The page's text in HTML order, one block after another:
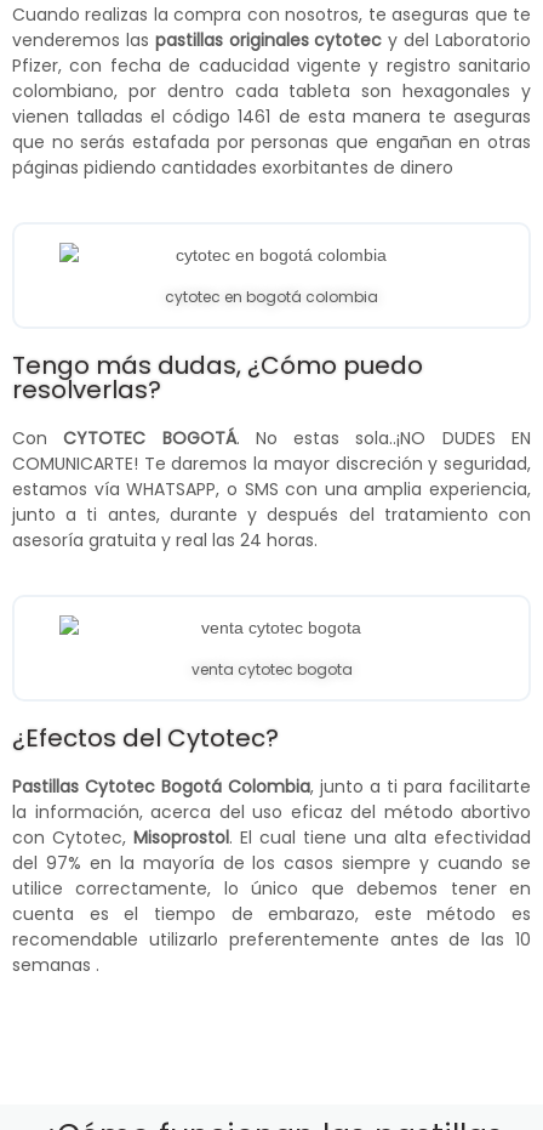
Cuando realizas la compra con nosotros, te aseguras que te
venderemos las pastillas originales cytotec y del Laboratorio
Pfizer, con fecha de caducidad vigente y registro sanitario
colombiano, por dentro cada tableta son hexagonales y
vienen talladas el código 1461 de esta manera te aseguras
que no serás estafada por personas que engañan en otras
páginas pidiendo cantidades exorbitantes de dinero
cytotec en bogotá colombia
Tengo más dudas, ¿Cómo puedo
resolverlas?
ConCYTOTEC BOGOTÁ. No estas sola..¡NO DUDES EN
COMUNICARTE! Te daremos la mayor discreción y seguridad,
estamos vía WHATSAPP, o SMS con una amplia experiencia,
junto a ti antes, durante y después del tratamiento con
asesoría gratuita y real las 24 horas.
venta cytotec bogota
¿Efectos del Cytotec?
Pastillas Cytotec Bogotá Colombia, junto a ti para facilitarte
la información, acerca del uso eficaz del método abortivo
con Cytotec, Misoprostol. El cual tiene una alta efectividad
del 97% en la mayoría de los casos siempre y cuando se
utilice correctamente, lo único que debemos tener en
cuenta es el tiempo de embarazo, este método es
recomendable utilizarlo preferentemente antes de las 10
semanas .